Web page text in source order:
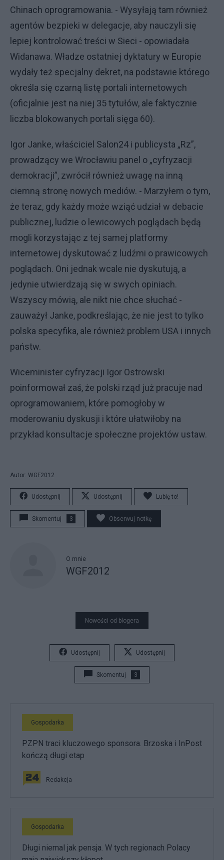
Chinach oprogramowania. - Wysyłają tam również
agentów bezpieki w delegacje, aby nauczyli się
lepiej kontrolować treści w Sieci - opowiadała
Widanawa. Władze ostatniej dyktatury w Europie
wydały też specjalny dekret, na podstawie którego
określa się czarną listę portali internetowych
(oficjalnie jest na niej 35 tytułów, ale faktycznie
liczba blokowanych portali sięga 60).
Igor Janke, właściciel Salon24 i publicysta „Rz”,
prowadzący we Wrocławiu panel o „cyfryzacji
demokracji”, zwrócił również uwagę na inną
ciemną stronę nowych mediów. - Marzyłem o tym,
że teraz, gdy każdy może wziąć udział w debacie
publicznej, ludzie o lewicowych poglądach będą
mogli korzystając z tej samej platformy
internetowej dyskutować z ludźmi o prawicowych
poglądach. Oni jednak wcale nie dyskutują, a
jedynie utwierdzają się w swych opiniach.
Wszyscy mówią, ale nikt nie chce słuchać -
zauważył Janke, podkreślając, że nie jest to tylko
polska specyfika, ale również problem USA i innych
państw.
Wiceminister cyfryzacji Igor Ostrowski
poinformował zaś, że polski rząd już pracuje nad
oprogramowaniem, które pomogłoby w
moderowaniu dyskusji i które ułatwiłoby na
przykład konsultacje społeczne projektów ustaw.
Autor: WGF2012
Udostępnij Udostępnij Lubię to!
Skomentuj 3 Obserwuj notkę
O mnie
WGF2012
Nowości od blogera
Udostępnij Udostępnij
Skomentuj 3
Gospodarka
PZPN traci kluczowego sponsora. Brzoska i InPost
kończą długi etap
Redakcja
Gospodarka
Długi niemal jak pensja. W tych regionach Polacy